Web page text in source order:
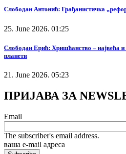
Слободан Антонић: Грађанистичка
25. June 2026. 01:25
Слободан Ерић: Хришћанство – највећа и
планети
21. June 2026. 05:23
ПРИЈАВА ЗА
Email
The subscriber's email address.
ваша е-mail адреса